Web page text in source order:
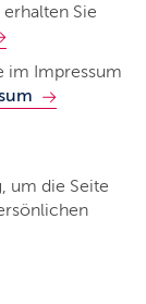
Sie
im Impressum
um die Seite